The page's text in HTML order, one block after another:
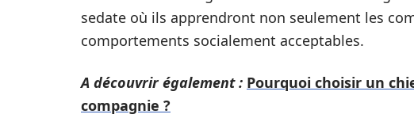
sedate où ils apprendront non seulement les
comportements socialement acceptables.
A découvrir également : Pourquoi choisir un
compagnie ?